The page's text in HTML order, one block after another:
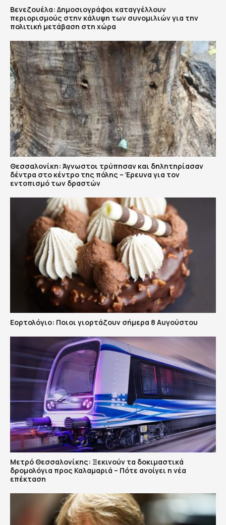
Βενεζουέλα: Δημοσιογράφοι καταγγέλλουν
περιορισμούς στην κάλυψη των συνομιλιών για την
πολιτική μετάβαση στη χώρα
Θεσσαλονίκη: Άγνωστοι τρύπησαν και δηλητηρίασαν
δέντρα στο κέντρο της πόλης – Έρευνα για τον
εντοπισμό των δραστών
Εορτολόγιο: Ποιοι γιορτάζουν σήμερα 8 Αυγούστου
Μετρό Θεσσαλονίκης: Ξεκινούν τα δοκιμαστικά
δρομολόγια προς Καλαμαριά – Πότε ανοίγει η νέα
επέκταση